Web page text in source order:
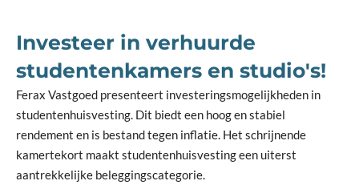
Investeer in verhuurde
studentenkamers en studio's!
Ferax Vastgoed presenteert investeringsmogelijkheden in
studentenhuisvesting. Dit biedt een hoog en stabiel
rendement en is bestand tegen inflatie. Het schrijnende
kamertekort maakt studentenhuisvesting een uiterst
aantrekkelijke beleggingscategorie.